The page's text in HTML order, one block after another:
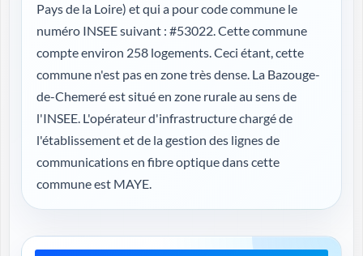
Pays de la Loire) et qui a pour code commune le
numéro INSEE suivant : #53022. Cette commune
compte environ 258 logements. Ceci étant, cette
commune n'est pas en zone très dense. La Bazouge-
de-Chemeré est situé en zone rurale au sens de
l'INSEE. L'opérateur d'infrastructure chargé de
l'établissement et de la gestion des lignes de
communications en fibre optique dans cette
commune est MAYE.